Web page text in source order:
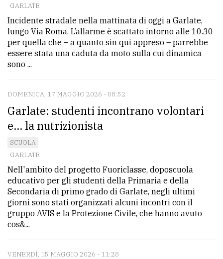
GARLATE
Incidente stradale nella mattinata di oggi a Garlate,
lungo Via Roma. L’allarme è scattato intorno alle 10.30
per quella che – a quanto sin qui appreso – parrebbe
essere stata una caduta da moto sulla cui dinamica
sono ...
DOMENICA, 17 MAGGIO 2026 - 08:52
Garlate: studenti incontrano volontari
e... la nutrizionista
SCUOLA
GARLATE
Nell'ambito del progetto Fuoriclasse, doposcuola
educativo per gli studenti della Primaria e della
Secondaria di primo grado di Garlate, negli ultimi
giorni sono stati organizzati alcuni incontri con il
gruppo AVIS e la Protezione Civile, che hanno avuto
cos&...
VENERDÌ, 15 MAGGIO 2026 - 11:28